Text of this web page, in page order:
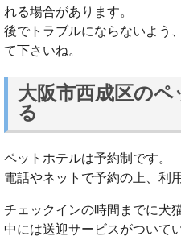
れる場合があります。
後でトラブルにならないよう
て下さいね。
大阪市西成区の
る
ペットホテルは予約制です。
電話やネットで予約の上、利
チェックインの時間までに犬
中には送迎サービスがついて